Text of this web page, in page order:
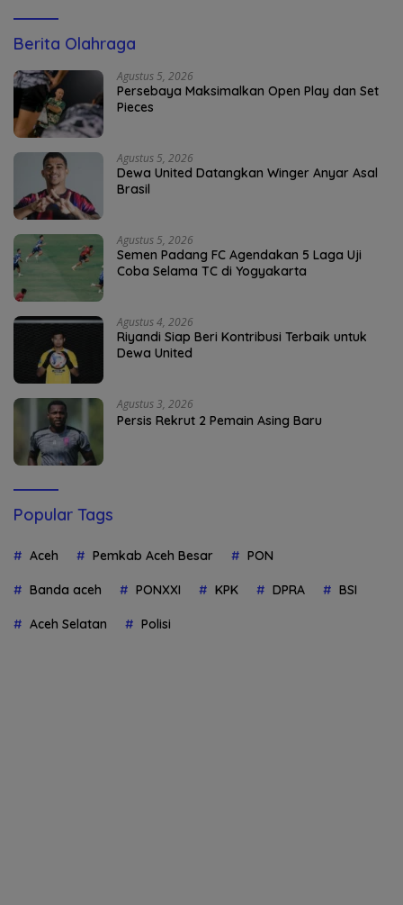
Berita Olahraga
Agustus 5, 2026
Persebaya Maksimalkan Open Play dan Set
Pieces
Agustus 5, 2026
Dewa United Datangkan Winger Anyar Asal
Brasil
Agustus 5, 2026
Semen Padang FC Agendakan 5 Laga Uji
Coba Selama TC di Yogyakarta
Agustus 4, 2026
Riyandi Siap Beri Kontribusi Terbaik untuk
Dewa United
Agustus 3, 2026
Persis Rekrut 2 Pemain Asing Baru
Popular Tags
Aceh Pemkab Aceh Besar PON
Banda aceh PONXXI KPK DPRA BSI
Aceh Selatan Polisi